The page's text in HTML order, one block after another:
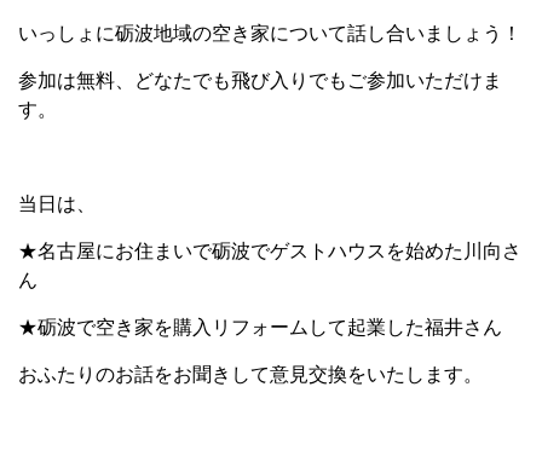
いっしょに砺波地域の空き家について話し合いましょう！
参加は無料、どなたでも飛び入りでもご参加いただけま
す。
当日は、
★名古屋にお住まいで砺波でゲストハウスを始めた川向さ
ん
★砺波で空き家を購入リフォームして起業した福井さん
おふたりのお話をお聞きして意見交換をいたします。